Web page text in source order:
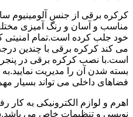
کرکره برقی از جنس آلومینیوم
مناسب و آسان و رنگ آمیزی
خود جلب کرده است.تمام
می کند کرکره برقی با چندین
است.با نصب کرکره برقی در
بسته شدن آن را مدیریت نمایید.به
فضاهای داخلی می تواند بسیار
اهرم و لوازم الکترونیکی به کار
نویسی و تنظیمات خاص می